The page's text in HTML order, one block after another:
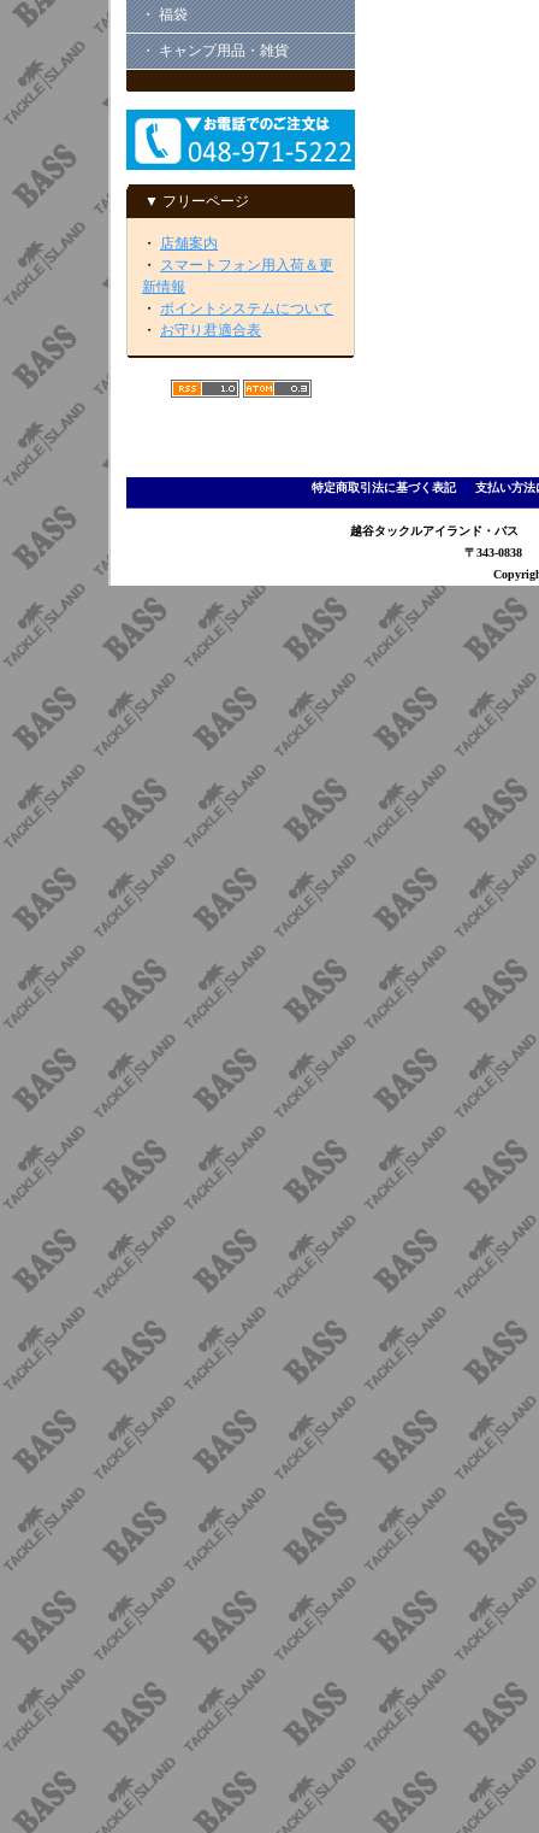
・ 福袋
・ キャンプ用品・雑貨
▼ フリーページ
・ 店舗案内
・ スマートフォン用入荷＆更
新情報
・ ポイントシステムについて
・ お守り君適合表
特定商取引法に基づく表記｜ 支払い方法
越谷タックルアイランド・バ
〒343-0838